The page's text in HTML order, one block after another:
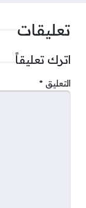
تعليقات
اترك تعليقاً
التعليق *